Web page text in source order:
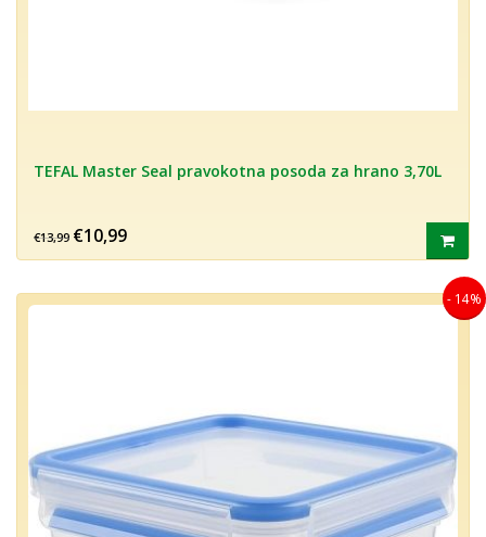
TEFAL Master Seal pravokotna posoda za hrano 3,70L
€13,99 €10,99
- 14%